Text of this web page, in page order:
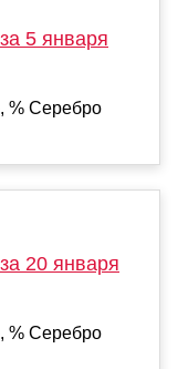
5 января
% Серебро
20 января
% Серебро